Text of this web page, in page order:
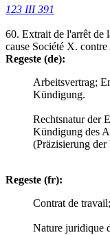
123 III 391
60. Extrait de l'arrêt de
cause Société X.
Regeste (de):
Arbeitsvertrag;
Kündigung.
Rechtsnatur der
Kündigung des
(Präzisierung der
Regeste (fr):
Contrat de
Nature juridique